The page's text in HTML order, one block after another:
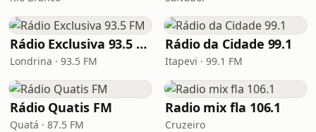
Rádio Exclusiva 93.5 FM
Londrina · 93.5 FM
Rádio da Cidade 99.1
Itapevi · 99.1 FM
Rádio Quatis FM
Quatá · 87.5 FM
Radio mix fla 106.1
Cruzeiro